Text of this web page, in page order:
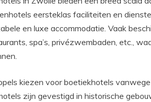
eersteklas faciliteiten en
en luxe accommodatie. Vaak
spa’s, privézwembaden, etc.,
kiezen voor boetiekhotels
zijn gevestigd in historische